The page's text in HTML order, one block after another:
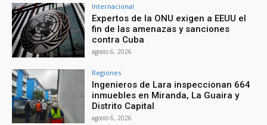
Internacional
Expertos de la ONU exigen a EEUU el
fin de las amenazas y sanciones
contra Cuba
agosto 6, 2026
Regiones
Ingenieros de Lara inspeccionan 664
inmuebles en Miranda, La Guaira y
Distrito Capital
agosto 6, 2026